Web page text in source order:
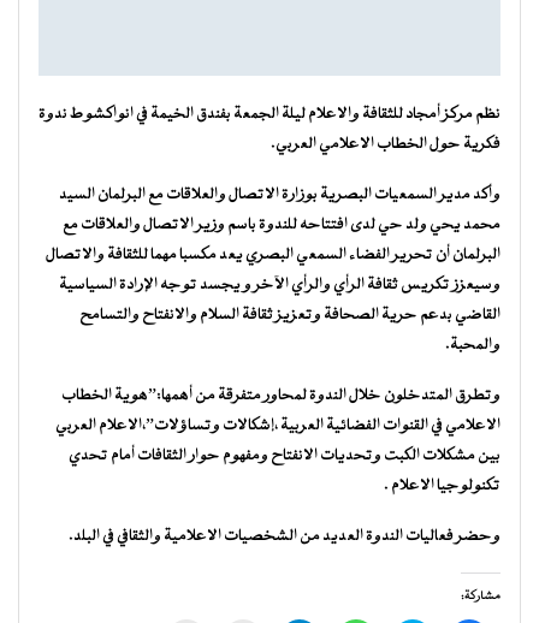
نظم مركز أمجاد للثقافة والاعلام ليلة الجمعة بفندق الخيمة في انواكشوط ندوة
فكرية حول الخطاب الاعلامي العربي.
وأكد مدير السمعيات البصرية بوزارة الاتصال والعلاقات مع البرلمان السيد
محمد يحي ولد حي لدى افتتاحه للندوة باسم وزير الاتصال والعلاقات مع
البرلمان أن تحرير الفضاء السمعي البصري يعد مكسبا مهما للثقافة والاتصال
وسيعزز تكريس ثقافة الرأي والرأي الآخر و يجسد توجه الإرادة السياسية
القاضي بدعم حرية الصحافة وتعزيز ثقافة السلام والانفتاح والتسامح
والمحبة.
وتطرق المتدخلون خلال الندوة لمحاور متفرقة من أهمها:”هوية الخطاب
الاعلامي في القنوات الفضائية العربية ،إشكالات وتساؤلات”،الاعلام العربي
بين مشكلات الكبت وتحديات الانفتاح ومفهوم حوار الثقافات أمام تحدي
تكنولوجيا الاعلام .
وحضر فعاليات الندوة العديد من الشخصيات الاعلامية والثقافي في البلد.
مشاركة: